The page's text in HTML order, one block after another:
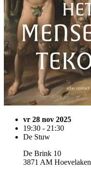
vr 28 nov 2025
19:30 - 21:30
De Stuw
De Brink 10
3871 AM Hoevelaken